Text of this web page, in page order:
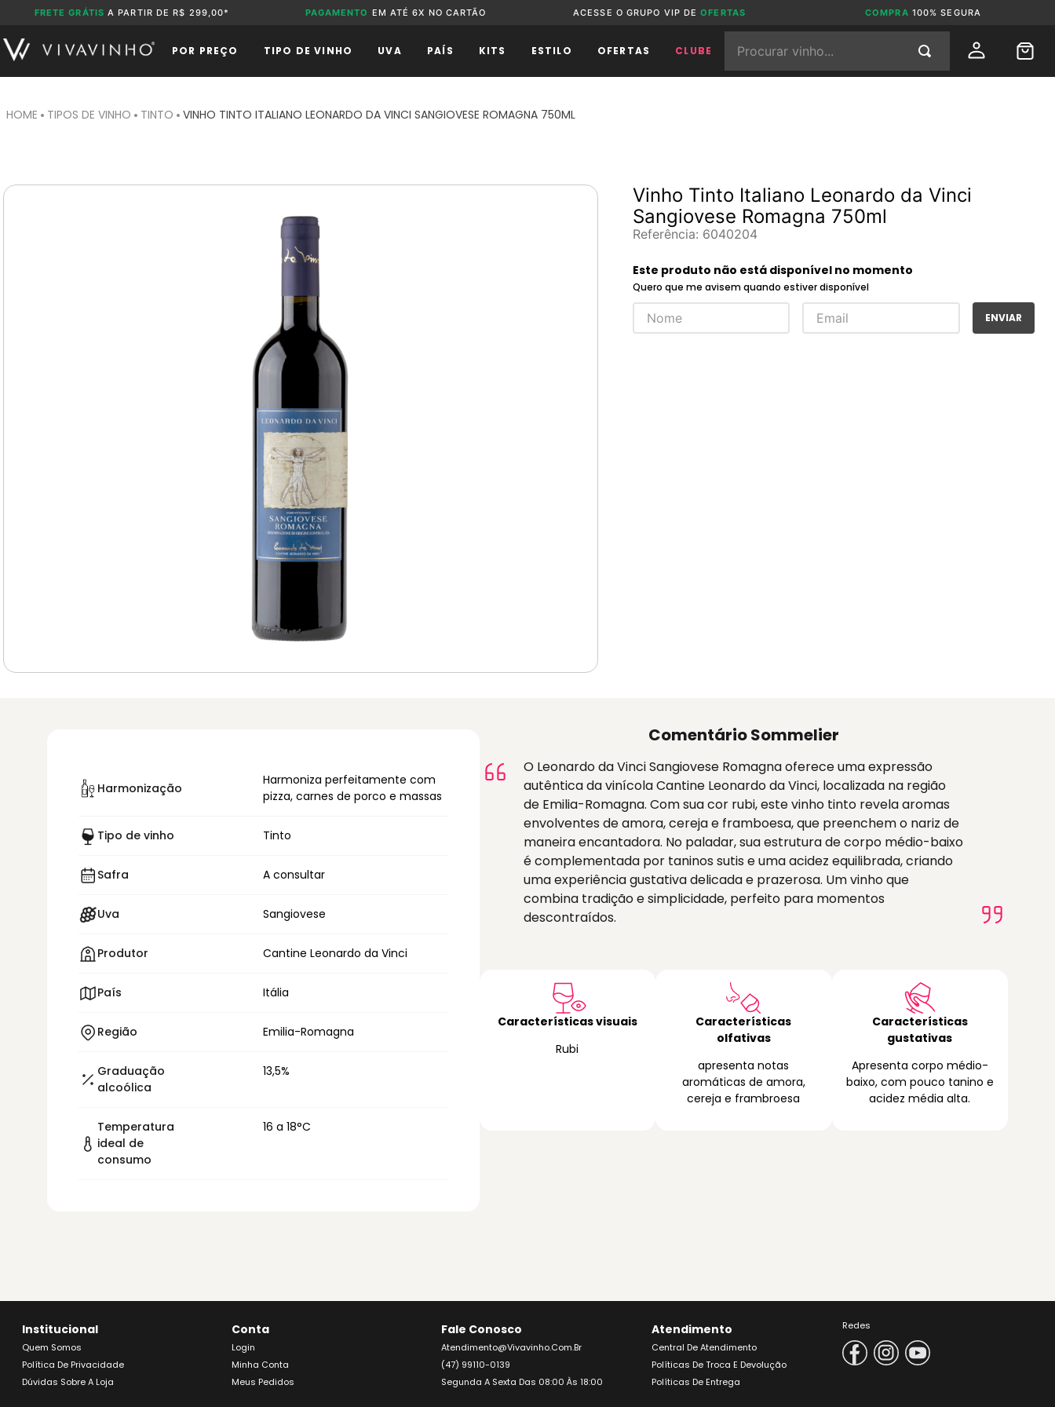
FRETE GRÁTIS A PARTIR DE R$ 299,00* PAGAMENTO EM ATÉ 6X NO CARTÃO ACESSE O GRUPO VIP DEOFERTAS COMPRA 100% SEGURA
POR PREÇO TIPO DE VINHO UVA PAÍS KITS ESTILO OFERTAS CLUBE
TIPOS DE VINHO TINTO VINHO TINTO ITALIANO LEONARDO DA VINCI SANGIOVESE ROMAGNA 750ML
Vinho Tinto Italiano Leonardo da Vinci
Sangiovese Romagna 750ml
Referência: 6040204
Este produto não está disponível no momento
Quero que me avisem quando estiver disponível
ENVIAR
Harmonização
Harmoniza perfeitamente com
pizza, carnes de porco e massas
Tipo de vinho Tinto
Safra A consultar
Uva Sangiovese
Produtor Cantine Leonardo da Vinci
País Itália
Região Emilia-Romagna
Graduação
alcoólica
13,5%
Temperatura
ideal de
consumo
16 a 18°C
Comentário Sommelier
O Leonardo da Vinci Sangiovese Romagna oferece uma expressão
autêntica da vinícola Cantine Leonardo da Vinci, localizada na região
de Emilia-Romagna. Com sua cor rubi, este vinho tinto revela aromas
envolventes de amora, cereja e framboesa, que preenchem o nariz de
maneira encantadora. No paladar, sua estrutura de corpo médio-baixo
é complementada por taninos sutis e uma acidez equilibrada, criando
uma experiência gustativa delicada e prazerosa. Um vinho que
combina tradição e simplicidade, perfeito para momentos
descontraídos.
Características visuais
Rubi
Características
olfativas
apresenta notas
aromáticas de amora,
cereja e frambroesa
Características
gustativas
Apresenta corpo médio-
baixo, com pouco tanino e
acidez média alta.
Institucional
Quem Somos
Política De Privacidade
Dúvidas Sobre A Loja
Conta
Login
Minha Conta
Meus Pedidos
Fale Conosco
Atendimento@vivavinho.com.br
(47) 99110-0139
Segunda A Sexta Das 08:00 Às 18:00
Atendimento
Central De Atendimento
Políticas De Troca E Devolução
Políticas De Entrega
Redes